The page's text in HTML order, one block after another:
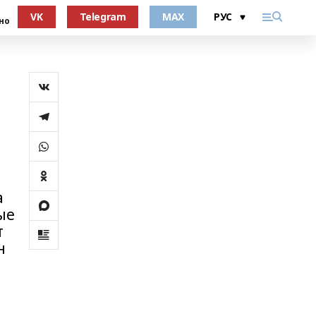
VK Telegram MAX